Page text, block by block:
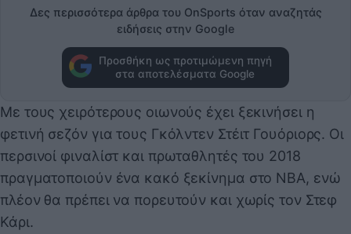
Δες περισσότερα άρθρα του OnSports όταν αναζητάς
ειδήσεις στην Google
Προσθήκη ως προτιμώμενη πηγή
στα αποτελέσματα Google
Με τους χειρότερους οιωνούς έχει ξεκινήσει η
φετινή σεζόν για τους Γκόλντεν Στέιτ Γουόριορς. Οι
περσινοί φιναλίστ και πρωταθλητές του 2018
πραγματοποιούν ένα κακό ξεκίνημα στο NBA, ενώ
πλέον θα πρέπει να πορευτούν και χωρίς τον Στεφ
Κάρι.